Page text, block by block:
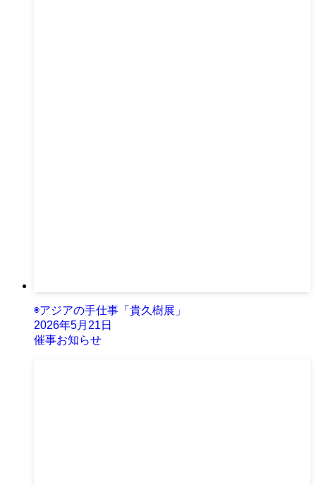
◉アジアの手仕事「貴久樹展」
2026年5月21日
催事お知らせ